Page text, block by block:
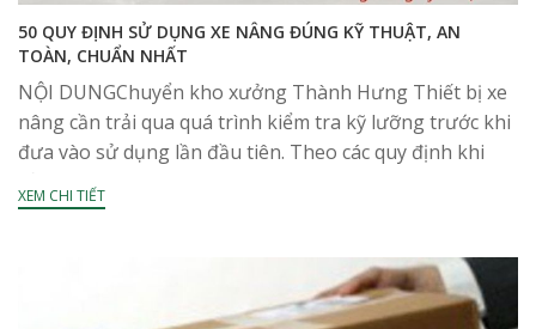
50 QUY ĐỊNH SỬ DỤNG XE NÂNG ĐÚNG KỸ THUẬT, AN
TOÀN, CHUẨN NHẤT
NỘI DUNGChuyển kho xưởng Thành Hưng Thiết bị xe
nâng cần trải qua quá trình kiểm tra kỹ lưỡng trước khi
đưa vào sử dụng lần đầu tiên. Theo các quy định khi
XEM CHI TIẾT